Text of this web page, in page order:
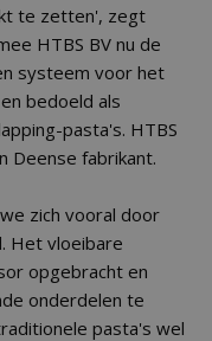
te zetten', zegt
HTBS BV nu de
systeem voor het
bedoeld als
pasta's. HTBS
Deense fabrikant.
zich vooral door
Het vloeibare
opgebracht en
onderdelen te
pasta's wel